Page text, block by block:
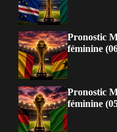
Pronostic
féminine
Pronostic
féminine